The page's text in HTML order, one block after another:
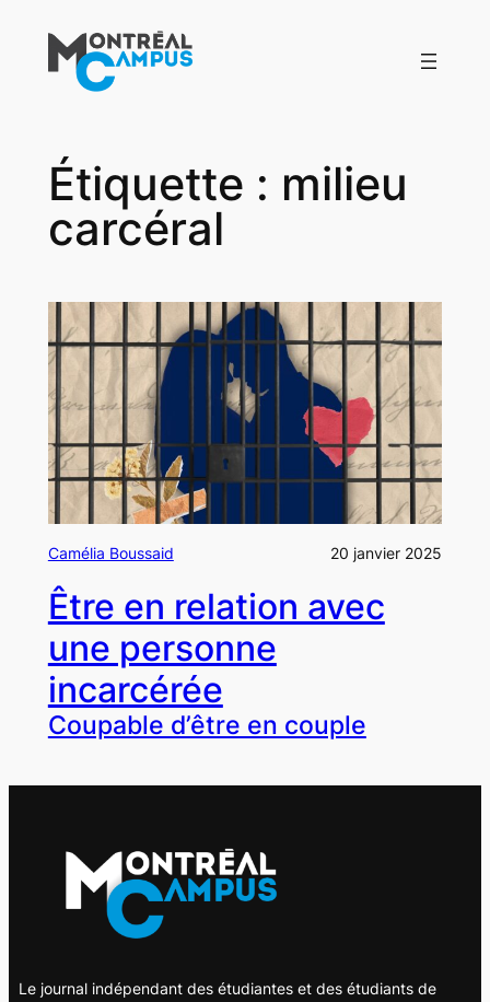
contenu
Étiquette : milieu
carcéral
Camélia Boussaid 20 janvier 2025
Être en relation avec
une personne
incarcérée
Coupable d’être en couple
Le journal indépendant des étudiantes et des étudiants de